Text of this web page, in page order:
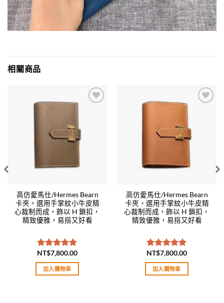
相關商品
高仿愛馬仕/Hermes Bearn
卡夾，選用手掌紋小牛皮精
心裁制而成，飾以 H 鎖扣，
精致優雅，易搭又好看
評分5.00
滿分 5
NT$7,800.00
加入購物車
高仿愛馬仕/Hermes Bearn
卡夾，選用手掌紋小牛皮精
心裁制而成，飾以 H 鎖扣，
精致優雅，易搭又好看
評分5.00
滿分 5
NT$7,800.00
加入購物車